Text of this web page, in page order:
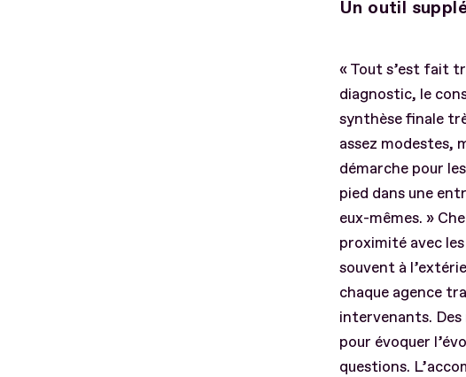
Un outil
« Tout s’est fait
diagnostic, le
synthèse finale
assez modestes,
démarche pour
pied dans une
eux-mêmes. »
proximité avec
souvent à
chaque agence
intervenants. Des
pour évoquer
questions.